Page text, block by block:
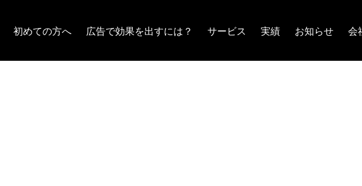
初めての方へ 広告で効果を出すには？ サービス 実績 お知らせ 会